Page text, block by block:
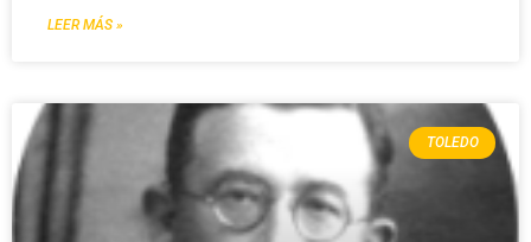
LEER MÁS »
TOLEDO